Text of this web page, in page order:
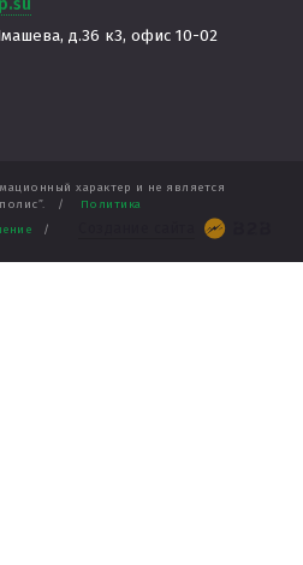
д.36 к3, офис 10-02
характер и не является
/
Политика
/